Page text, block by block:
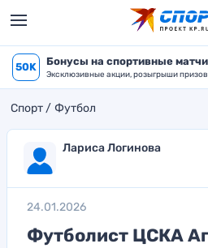
50K Бонусы на спортивные матчи
Эксклюзивные акции, розыгрыши призов
Спорт Футбол
Лариса Логинова
24.01.2026
Футболист ЦСКА